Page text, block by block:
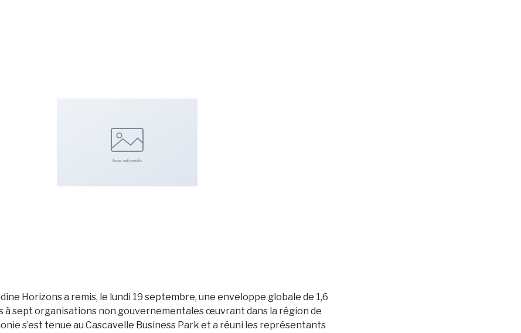
Horizons a remis, le lundi 19 septembre, une enveloppe globale de 1,6
à sept organisations non gouvernementales œuvrant dans la région de
s’est tenue au Cascavelle Business Park et a réuni les représentants